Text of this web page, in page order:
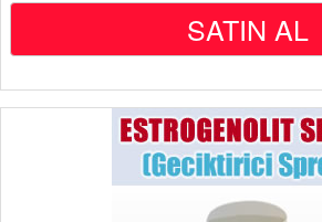
SATIN AL